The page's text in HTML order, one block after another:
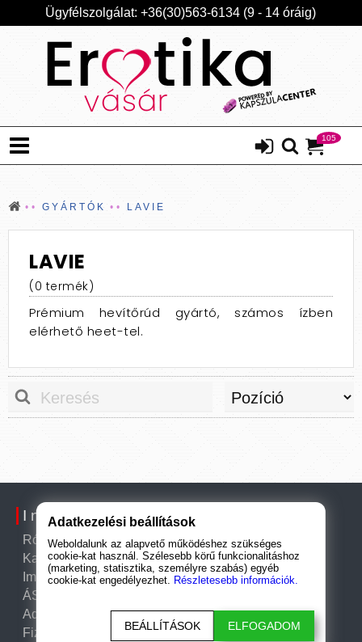
Ügyfélszolgálat: +36(30)563-6134 (9 - 14 óráig)
105
GYÁRTÓK LAVIE
LAVIE
(0 termék)
Prémium hevítőrúd gyártó, számos ízben
elérhető heet-tel.
Információk
Rólunk
Kapcsolat
Impresszum
ÁSZF
Adatkezelési tájékoztató
Fizetési és szállítási információk
Adatkezelési beállítások
Weboldalunk az alapvető működéshez szükséges
cookie-kat használ. Szélesebb körű funkcionalitáshoz
(marketing, statisztika, személyre szabás) egyéb
cookie-kat engedélyezhet. Részletesebb információk.
BEÁLLÍTÁSOK ELFOGADOM